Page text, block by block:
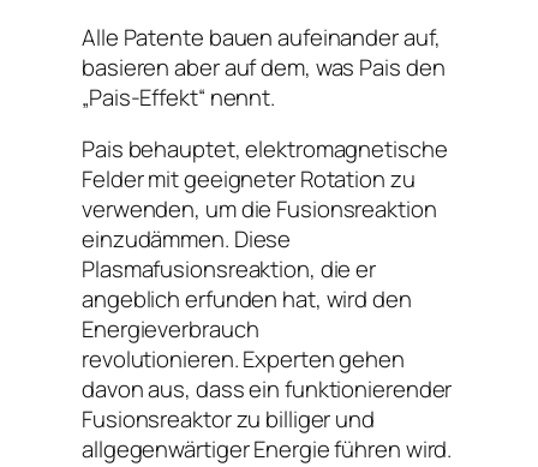
Alle Patente bauen aufeinander auf,
basieren aber auf dem, was Pais den
„Pais-Effekt“ nennt.
Pais behauptet, elektromagnetische
Felder mit geeigneter Rotation zu
verwenden, um die Fusionsreaktion
einzudämmen. Diese
Plasmafusionsreaktion, die er
angeblich erfunden hat, wird den
Energieverbrauch
revolutionieren. Experten gehen
davon aus, dass ein funktionierender
Fusionsreaktor zu billiger und
allgegenwärtiger Energie führen wird.